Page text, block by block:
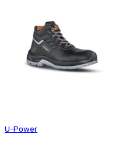
U-Power